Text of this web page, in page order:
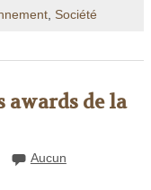
, Société
awards de la
Aucun